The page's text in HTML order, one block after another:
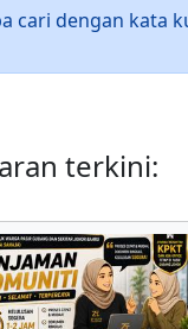
cari dengan kata
terkini: